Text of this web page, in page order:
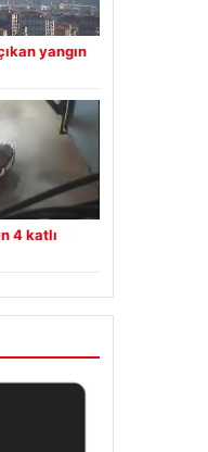
yangın
4 katlı